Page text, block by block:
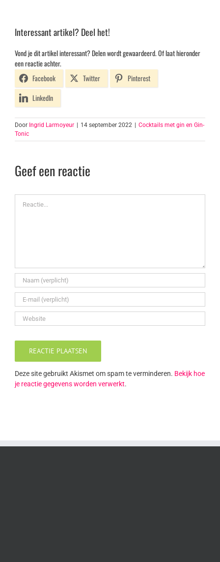
Interessant artikel? Deel het!
Vond je dit artikel interessant? Delen wordt gewaardeerd. Of laat hieronder
een reactie achter.
Facebook
Twitter
Pinterest
LinkedIn
Door Ingrid Larmoyeur 14 september 2022
Cocktails met gin en Gin-
Tonic
Geef een reactie
Deze site gebruikt Akismet om spam te verminderen. Bekijk hoe
je reactie gegevens worden verwerkt.